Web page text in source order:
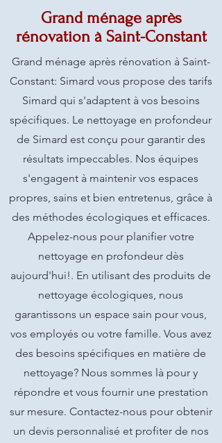
Grand ménage après
rénovation à Saint-Constant
Grand ménage après rénovation à Saint-
Constant: Simard vous propose des tarifs
Simard qui s'adaptent à vos besoins
spécifiques. Le nettoyage en profondeur
de Simard est conçu pour garantir des
résultats impeccables. Nos équipes
s'engagent à maintenir vos espaces
propres, sains et bien entretenus, grâce à
des méthodes écologiques et efficaces.
Appelez-nous pour planifier votre
nettoyage en profondeur dès
aujourd'hui!. En utilisant des produits de
nettoyage écologiques, nous
garantissons un espace sain pour vous,
vos employés ou votre famille. Vous avez
des besoins spécifiques en matière de
nettoyage? Nous sommes là pour y
répondre et vous fournir une prestation
sur mesure. Contactez-nous pour obtenir
un devis personnalisé et profiter de nos